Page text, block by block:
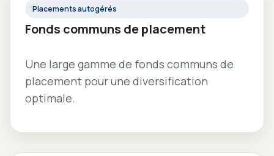
Placements autogérés
Fonds communs de placement
Une large gamme de fonds communs de
placement pour une diversification
optimale.